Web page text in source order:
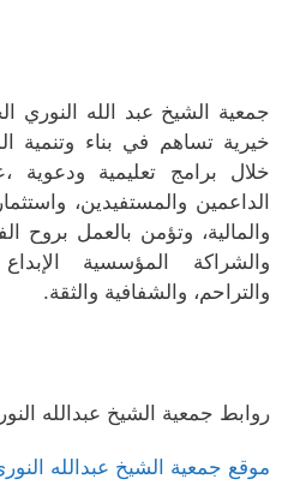
جمعية الشيخ عبد الله النوري
خيرية تساهم في بناء وتنمية
خلال برامج تعليمية ودعوية
الداعمين والمستفيدين،
والمالية، وتؤمن بالعمل بروح
والشراكة المؤسسية
والتراحم، والشفافية والثقة.
روابط جمعية الشيخ عبدالله
موقع جمعية الشيخ عبدالله